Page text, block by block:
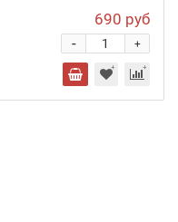
690 руб
+
-